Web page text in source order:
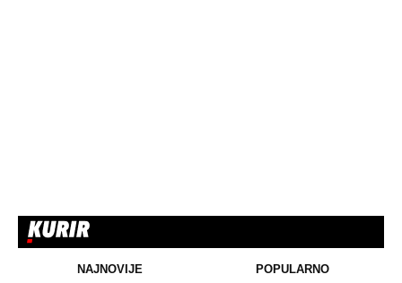
NAJNOVIJE POPULARNO